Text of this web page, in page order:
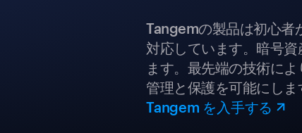
Tangemの製品は初心者
対応しています。暗号
ます。最先端の技術に
管理と保護を可能にしま
Tangem を入手する